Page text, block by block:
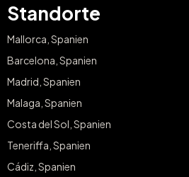
Standorte
Mallorca, Spanien
Barcelona, Spanien
Madrid, Spanien
Malaga, Spanien
Costa del Sol, Spanien
Teneriffa, Spanien
Cádiz, Spanien